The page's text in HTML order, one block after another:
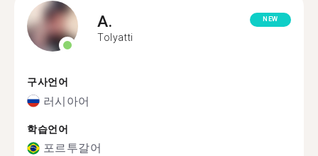
A.
Tolyatti
NEW
구사언어
러시아어
학습언어
포르투갈어